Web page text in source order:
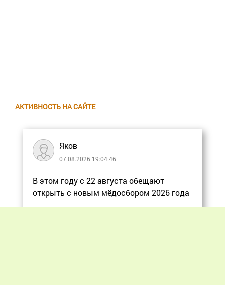
АКТИВНОСТЬ НА САЙТЕ
Яков
07.08.2026 19:04:46
В этом году с 22 августа обещают
открыть с новым мёдосбором 2026 года